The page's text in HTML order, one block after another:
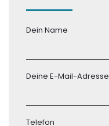
Dein Name
Deine E-Mail-Adresse
Telefon